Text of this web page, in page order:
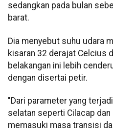
sedangkan pada bulan
barat.
Dia menyebut suhu udara
kisaran 32 derajat Celcius
belakangan ini lebih
dengan disertai petir.
"Dari parameter yang
selatan seperti Cilacap
memasuki masa transisi